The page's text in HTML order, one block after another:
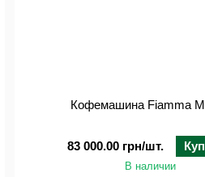
Кофемашина Fiamma
83 000.00 грн/шт.
В наличии